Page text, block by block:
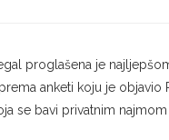
proglašena je
anketi koju je objavio
se bavi privatnim najmom